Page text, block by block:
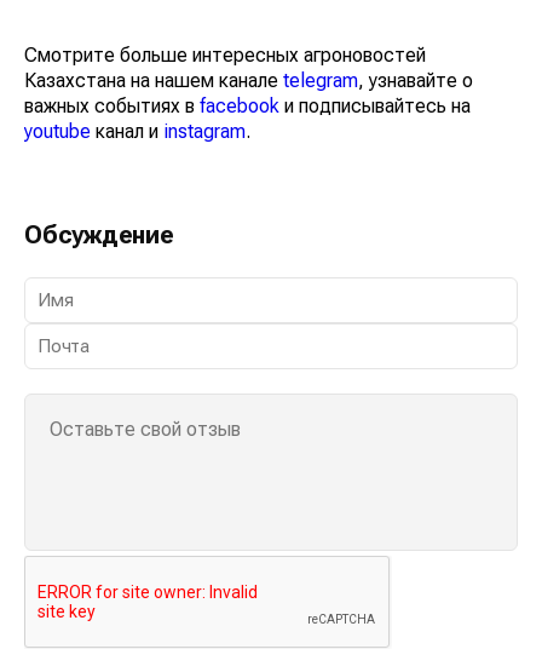
Смотрите больше интересных агроновостей
Казахстана на нашем канале telegram, узнавайте о
важных событиях в facebook и подписывайтесь на
youtube канал и instagram.
Обсуждение